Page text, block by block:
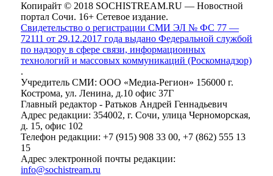
Копирайт © 2018 SOCHISTREAM.RU — Новостной
портал Сочи. 16+ Сетевое издание.
Свидетельство о регистрации СМИ ЭЛ № ФС 77 —
72111 от 29.12.2017 года выдано Федеральной службой
по надзору в сфере связи, информационных
технологий и массовых коммуникаций (Роскомнадзор)
.
Учредитель СМИ: ООО «Медиа-Регион» 156000 г.
Кострома, ул. Ленина, д.10 офис 37Г
Главный редактор - Ратьков Андрей Геннадьевич
Адрес редакции: 354002, г. Сочи, улица Черноморская,
д. 15, офис 102
Телефон редакции: +7 (915) 908 33 00, +7 (862) 555 13
15
Адрес электронной почты редакции:
info@sochistream.ru